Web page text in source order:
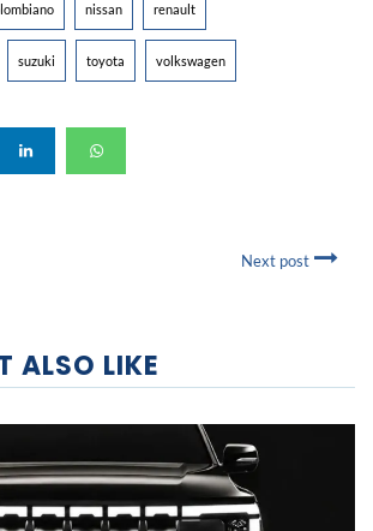
nissan renault
suzuki toyota volkswagen
Next post
ALSO LIKE